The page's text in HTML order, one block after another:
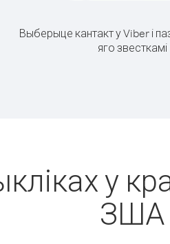
Выберыце кантакт у Viber і
яго звесткамі
у
ЗША